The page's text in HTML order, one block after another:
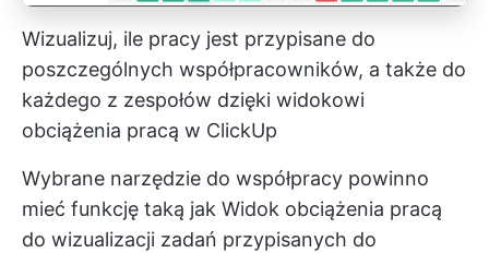
Wizualizuj, ile pracy jest przypisane do
poszczególnych współpracowników, a także do
każdego z zespołów dzięki widokowi
obciążenia pracą w ClickUp
Wybrane narzędzie do współpracy powinno
mieć funkcję taką jak Widok obciążenia pracą
do wizualizacji zadań przypisanych do